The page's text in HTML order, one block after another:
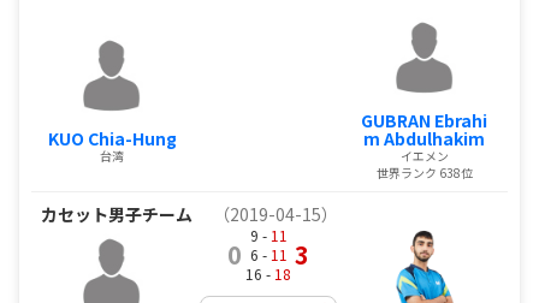
KUO Chia-Hung
台湾
GUBRAN Ebrahi
m Abdulhakim
イエメン
世界ランク 638位
カセット男子チーム （2019-04-15）
0
9 - 11
6 - 11
16 - 18
3